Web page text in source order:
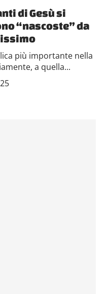
di Gesù si
“nascoste” da
più importante nella
a quella...